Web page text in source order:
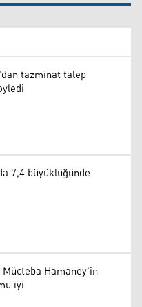
tazminat talep
7,4 büyüklüğünde
Hamaney'in
iyi